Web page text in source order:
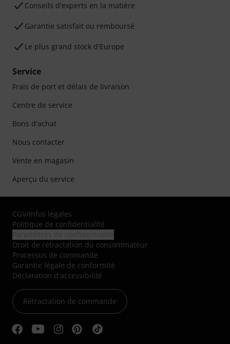
Conseils d'experts en la matière
Garantie satisfait ou remboursé
Le plus grand stock d'Europe
Service
Frais de port et délais de livraison
Centre de service
Bons d'achat
Nous contacter
Vente en magasin
Aperçu du service
CGV/Infos légales
Politique de confidentialité
Droit de rétractation du consommateur
Processus de commande
Garantie légale de conformité
Déclaration d'accessibilité
Rétractation de commande